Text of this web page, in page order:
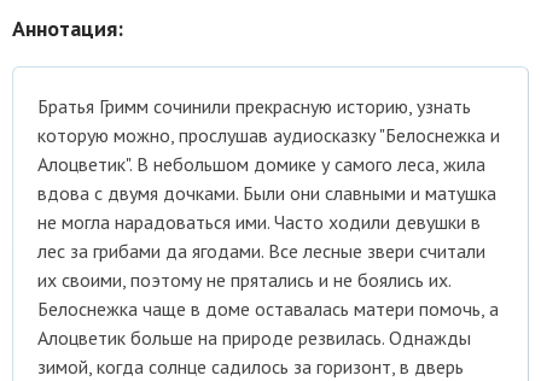
Аннотация:
Братья Гримм сочинили прекрасную историю, узнать
которую можно, прослушав аудиосказку "Белоснежка и
Алоцветик". В небольшом домике у самого леса, жила
вдова с двумя дочками. Были они славными и матушка
не могла нарадоваться ими. Часто ходили девушки в
лес за грибами да ягодами. Все лесные звери считали
их своими, поэтому не прятались и не боялись их.
Белоснежка чаще в доме оставалась матери помочь, а
Алоцветик больше на природе резвилась. Однажды
зимой, когда солнце садилось за горизонт, в дверь